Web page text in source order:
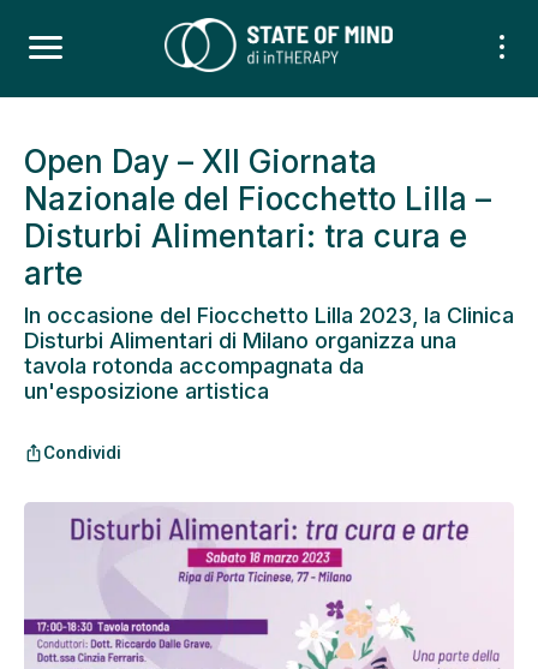
Open Day – XII Giornata
Nazionale del Fiocchetto Lilla –
Disturbi Alimentari: tra cura e
arte
In occasione del Fiocchetto Lilla 2023, la Clinica
Disturbi Alimentari di Milano organizza una
tavola rotonda accompagnata da
un'esposizione artistica
ios_shareCondividi